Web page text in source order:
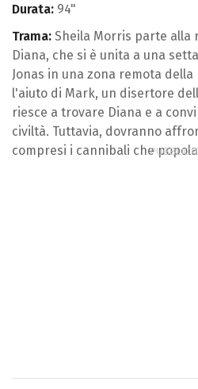
Durata: 94"
Trama: Sheila Morris parte alla
Diana, che si è unita a una
Jonas in una zona remota della
l'aiuto di Mark, un disertore
riesce a trovare Diana e a
civiltà. Tuttavia, dovranno
compresi i cannibali che